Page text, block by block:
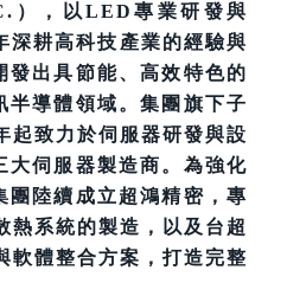
），以LED專業研發與
深耕高科技產業的經驗與
發出具節能、高效特色的
半導體領域。集團旗下子
起致力於伺服器研發與設
大伺服器製造商。為強化
團陸續成立超鴻精密，專
熱系統的製造，以及台超
軟體整合方案，打造完整